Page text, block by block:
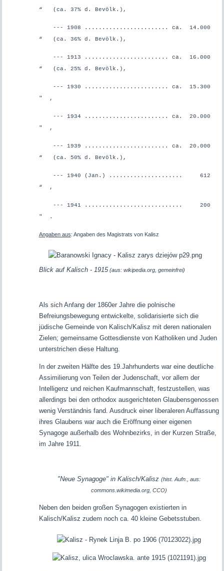
“ (ca. 37% d. Bevölk.),
--- 1908 ........................ ca. 14.000
“ (ca. 36% d. Bevölk.),
--- 1913 ........................ ca. 16.000
“ (ca. 25% d. Bevölk.),
--- 1930 ........................ ca. 15.300
" ,
--- 1934 ........................ ca. 20.000
" ,
--- 1939 ........................ ca. 20.000
“ (ca. 50% d. Bevölk.),
--- 1940 (Jan.) ..................... 612
“ ,
--- 1941 ............................ 200
" .
Angaben aus: Angaben des Magistrats von Kalisz
Blick auf Kalisch - 1915(aus: wikipedia.org, gemeinfrei)
Als sich Anfang der 1860er Jahre die polnische
Befreiungsbewegung entwickelte, solidarisierte sich die
jüdische Gemeinde von Kalisch/Kalisz mit deren nationalen
Zielen; gemeinsame Gottesdienste von Katholiken und Juden
unterstrichen diese Haltung.
In der zweiten Hälfte des 19.Jahrhunderts war eine deutliche
Assimilierung von Teilen der Judenschaft, vor allem der
Intelligenz und reichen Kaufmannschaft, festzustellen, was
allerdings bei den orthodox ausgerichteten Glaubensgenossen
wenig Verständnis fand. Ausdruck einer liberaleren Auffassung
ihres Glaubens war auch die Eröffnung einer eigenen
Synagoge außerhalb des Wohnbezirks, in der Kurzen Straße,
im Jahre 1911.
"NeueSynagoge" in Kalisch/Kalisz(hist. Aufn., aus:
commons.wikimedia.org, CCO)
Neben den beiden großen Synagogen existierten in
Kalisch/Kalisz zudem noch ca. 40 kleine Gebetsstuben.